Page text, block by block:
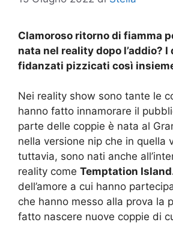
Clamoroso ritorno di fiamma
nata nel reality dopo l’addio? I
fidanzati pizzicati così
Nei reality show sono tante le
hanno fatto innamorare il
parte delle coppie è nata al
nella versione nip che in quella
tuttavia, sono nati anche
reality come Temptation
dell’amore a cui hanno
che hanno messo alla prova la
fatto nascere nuove coppie di